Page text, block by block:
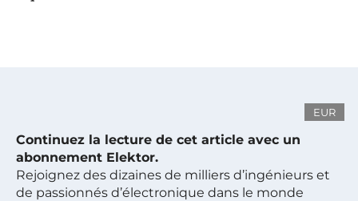
EUR
Continuez la lecture de cet article avec un
abonnement Elektor.
Rejoignez des dizaines de milliers d’ingénieurs et
de passionnés d’électronique dans le monde